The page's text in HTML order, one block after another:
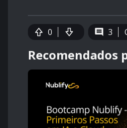
0 3
Recomendados